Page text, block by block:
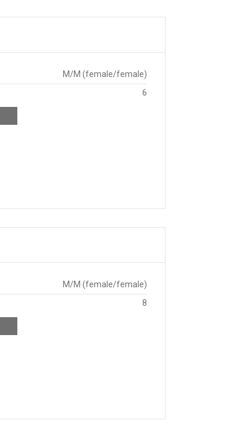
M/M (female/female)
6
M/M (female/female)
8